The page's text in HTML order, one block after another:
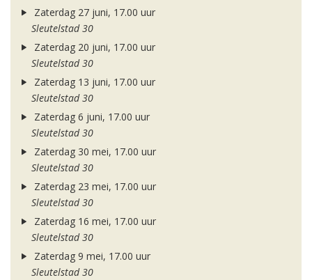
Zaterdag 27 juni, 17.00 uur
Sleutelstad 30
Zaterdag 20 juni, 17.00 uur
Sleutelstad 30
Zaterdag 13 juni, 17.00 uur
Sleutelstad 30
Zaterdag 6 juni, 17.00 uur
Sleutelstad 30
Zaterdag 30 mei, 17.00 uur
Sleutelstad 30
Zaterdag 23 mei, 17.00 uur
Sleutelstad 30
Zaterdag 16 mei, 17.00 uur
Sleutelstad 30
Zaterdag 9 mei, 17.00 uur
Sleutelstad 30